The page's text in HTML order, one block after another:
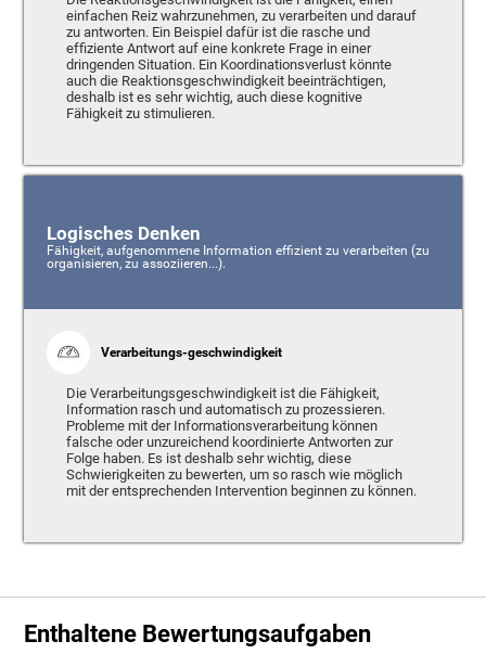
einfachen Reiz wahrzunehmen, zu verarbeiten und darauf
zu antworten. Ein Beispiel dafür ist die rasche und
effiziente Antwort auf eine konkrete Frage in einer
dringenden Situation. Ein Koordinationsverlust könnte
auch die Reaktionsgeschwindigkeit beeinträchtigen,
deshalb ist es sehr wichtig, auch diese kognitive
Fähigkeit zu stimulieren.
Logisches Denken
Fähigkeit, aufgenommene Information effizient zu verarbeiten (zu
organisieren, zu assoziieren...).
Verarbeitungs-geschwindigkeit
Die Verarbeitungsgeschwindigkeit ist die Fähigkeit,
Information rasch und automatisch zu prozessieren.
Probleme mit der Informationsverarbeitung können
falsche oder unzureichend koordinierte Antworten zur
Folge haben. Es ist deshalb sehr wichtig, diese
Schwierigkeiten zu bewerten, um so rasch wie möglich
mit der entsprechenden Intervention beginnen zu können.
Enthaltene Bewertungsaufgaben